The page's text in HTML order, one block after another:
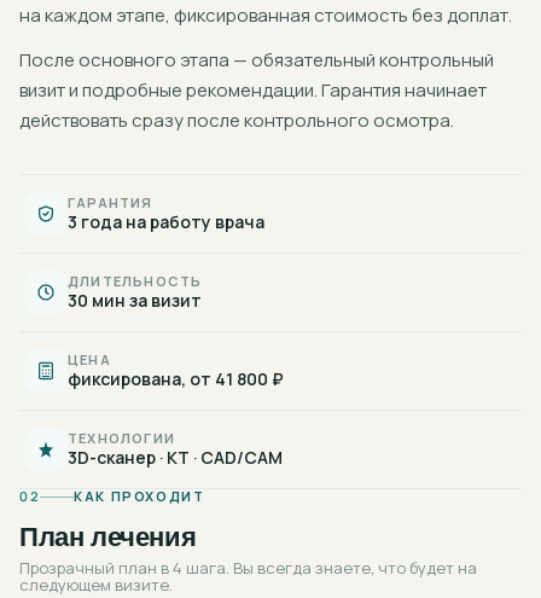
на каждом этапе, фиксированная стоимость без доплат.
После основного этапа — обязательный контрольный
визит и подробные рекомендации. Гарантия начинает
действовать сразу после контрольного осмотра.
ГАРАНТИЯ
3 года на работу врача
ДЛИТЕЛЬНОСТЬ
30 мин за визит
ЦЕНА
фиксирована, от 41 800 ₽
ТЕХНОЛОГИИ
3D-сканер · КТ · CAD/CAM
02 КАК ПРОХОДИТ
План лечения
Прозрачный план в 4 шага. Вы всегда знаете, что будет на
следующем визите.